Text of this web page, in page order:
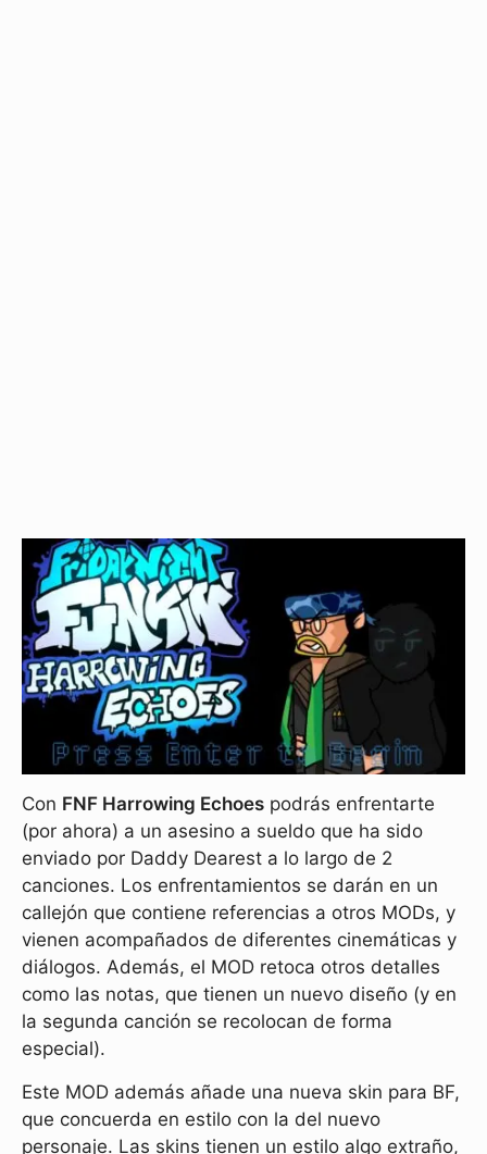
Con FNF Harrowing Echoes podrás enfrentarte
(por ahora) a un asesino a sueldo que ha sido
enviado por Daddy Dearest a lo largo de 2
canciones. Los enfrentamientos se darán en un
callejón que contiene referencias a otros MODs, y
vienen acompañados de diferentes cinemáticas y
diálogos. Además, el MOD retoca otros detalles
como las notas, que tienen un nuevo diseño (y en
la segunda canción se recolocan de forma
especial).
Este MOD además añade una nueva skin para BF,
que concuerda en estilo con la del nuevo
personaje. Las skins tienen un estilo algo extraño,